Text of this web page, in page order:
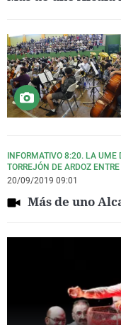
INFORMATIVO 8:20. LA UME
TORREJÓN DE ARDOZ
20/09/2019 09:01
Más de uno